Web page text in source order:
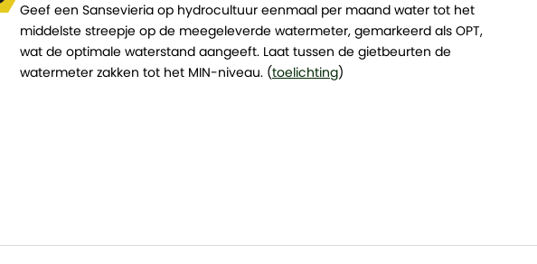
Geef een Sansevieria op hydrocultuur eenmaal per maand water tot het
middelste streepje op de meegeleverde watermeter, gemarkeerd als OPT,
wat de optimale waterstand aangeeft. Laat tussen de gietbeurten de
watermeter zakken tot het MIN-niveau. (toelichting)